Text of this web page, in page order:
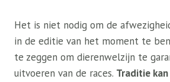
Het is niet nodig om de
in de editie van het moment te
te zeggen om dierenwelzijn te
uitvoeren van de races. Traditie